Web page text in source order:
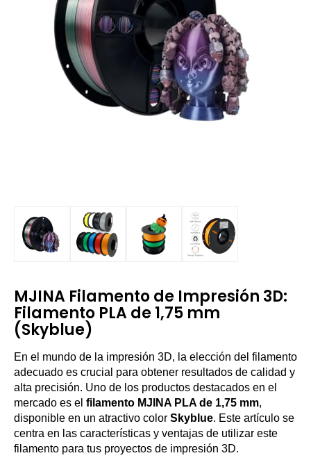
MJINA Filamento de Impresión 3D:
Filamento PLA de 1,75 mm
(Skyblue)
En el mundo de la impresión 3D, la elección del filamento
adecuado es crucial para obtener resultados de calidad y
alta precisión. Uno de los productos destacados en el
mercado es el filamento MJINA PLA de 1,75 mm,
disponible en un atractivo color Skyblue. Este artículo se
centra en las características y ventajas de utilizar este
filamento para tus proyectos de impresión 3D.